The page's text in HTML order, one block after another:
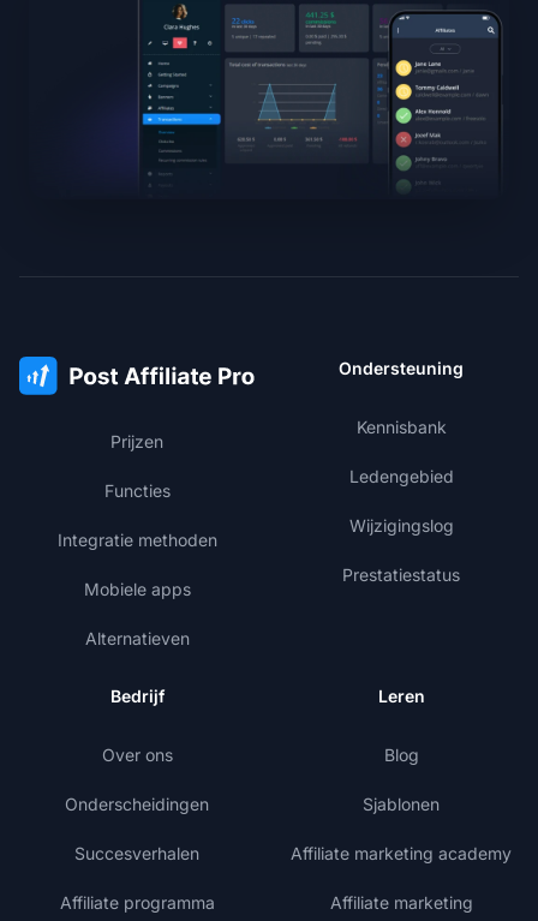
Prijzen
Functies
Integratie methoden
Mobiele apps
Alternatieven
Ondersteuning
Kennisbank
Ledengebied
Wijzigingslog
Prestatiestatus
Bedrijf
Over ons
Onderscheidingen
Succesverhalen
Affiliate programma
Leren
Blog
Sjablonen
Affiliate marketing academy
Affiliate marketing